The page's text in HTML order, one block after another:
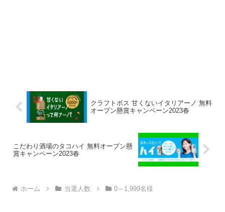
クラフトボス 甘くないイタリアーノ 無料
オープン懸賞キャンペーン2023春
こだわり酒場のタコハイ 無料オープン懸
賞キャンペーン2023春
ホーム 当選人数 0～1,999名様